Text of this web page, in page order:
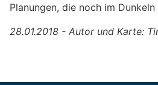
Planungen, die noch im Dunkeln
28.01.2018 - Autor und Karte: